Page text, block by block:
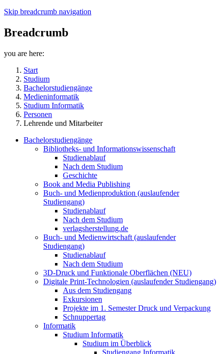
Skip breadcrumb navigation
Breadcrumb
you are here:
Start
Studium
Bachelorstudiengänge
Medieninformatik
Studium Informatik
Personen
Lehrende und Mitarbeiter
Bachelorstudiengänge
Bibliotheks- und Informationswissenschaft
Studienablauf
Nach dem Studium
Geschichte
Book and Media Publishing
Buch- und Medienproduktion (auslaufender
Studiengang)
Studienablauf
Nach dem Studium
verlagsherstellung.de
Buch- und Medienwirtschaft (auslaufender
Studiengang)
Studienablauf
Nach dem Studium
3D-Druck und Funktionale Oberflächen (NEU)
Digitale Print-Technologien (auslaufender Studiengang)
Aus dem Studiengang
Exkursionen
Projekte im 1. Semester Druck und Verpackung
Schnuppertag
Informatik
Studium Informatik
Studium im Überblick